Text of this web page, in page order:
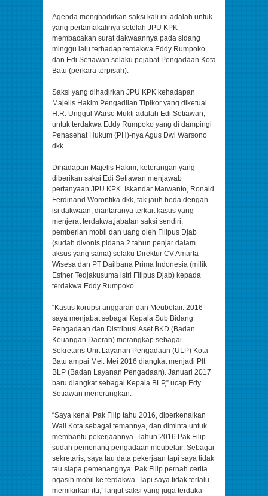
Agenda menghadirkan saksi kali ini adalah untuk
yang pertamakalinya setelah JPU KPK
membacakan surat dakwaannya pada sidang
minggu lalu terhadap terdakwa Eddy Rumpoko
dan Edi Setiawan selaku pejabat Pengadaan Kota
Batu (perkara terpisah).
Saksi yang dihadirkan JPU KPK kehadapan
Majelis Hakim Pengadilan Tipikor yang diketuai
H.R. Unggul Warso Mukti adalah Edi Setiawan,
untuk terdakwa Eddy Rumpoko yang di dampingi
Penasehat Hukum (PH)-nya Agus Dwi Warsono
dkk.
Dihadapan Majelis Hakim, keterangan yang
diberikan saksi Edi Setiawan menjawab
pertanyaan JPU KPK Iskandar Marwanto, Ronald
Ferdinand Worontika dkk, tak jauh beda dengan
isi dakwaan, diantaranya terkait kasus yang
menjerat terdakwa,jabatan saksi sendiri,
pemberian mobil dan uang oleh Filipus Djab
(sudah divonis pidana 2 tahun penjar dalam
aksus yang sama) selaku Direktur CV Amarta
Wisesa dan PT Dailbana Prima Indonesia (milik
Esther Tedjakusuma istri Filipus Djab) kepada
terdakwa Eddy Rumpoko.
“Kasus korupsi anggaran dan Meubelair. 2016
saya menjabat sebagai Kepala Sub Bidang
Pengadaan dan Distribusi Aset BKD (Badan
Keuangan Daerah) merangkap sebagai
Sekretaris Unit Layanan Pengadaan (ULP) Kota
Batu ampai Mei. Mei 2016 diangkat menjadi Plt
BLP (Badan Layanan Pengadaan). Januari 2017
baru diangkat sebagai Kepala BLP,” ucap Edy
Setiawan menerangkan.
“Saya kenal Pak Filip tahu 2016, diperkenalkan
Wali Kota sebagai temannya, dan diminta untuk
membantu pekerjaannya. Tahun 2016 Pak Filip
sudah pemenang pengadaan meubelair. Sebagai
sekretaris, saya tau data pekerjaan tapi saya tidak
tau siapa pemenangnya. Pak Filip pernah cerita
ngasih mobil ke terdakwa. Tapi saya tidak terlalu
memikirkan itu,” lanjut saksi yang juga terdaka